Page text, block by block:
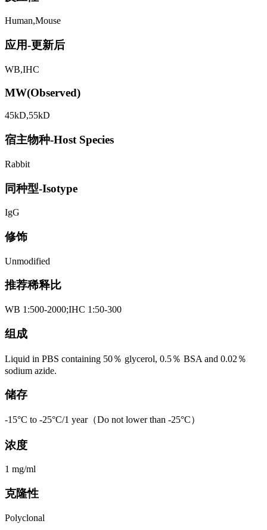
Human,Mouse
应用-更新后
WB,IHC
MW(Observed)
45kD,55kD
宿主物种-Host Species
Rabbit
同种型-Isotype
IgG
修饰
Unmodified
推荐稀释比
WB 1:500-2000;IHC 1:50-300
组成
Liquid in PBS containing 50％ glycerol, 0.5％ BSA and 0.02％
sodium azide.
储存
-15°C to -25°C/1 year（Do not lower than -25°C）
浓度
1 mg/ml
克隆性
Polyclonal